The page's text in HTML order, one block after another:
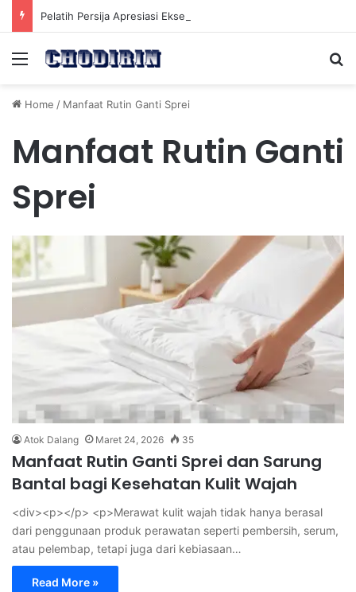
Menu
Home / Manfaat Rutin Ganti Sprei
Manfaat Rutin Ganti
Sprei
Atok Dalang Maret 24, 2026 35
Manfaat Rutin Ganti Sprei dan Sarung
Bantal bagi Kesehatan Kulit Wajah
<div><p></p> <p>Merawat kulit wajah tidak hanya berasal
dari penggunaan produk perawatan seperti pembersih, serum,
atau pelembap, tetapi juga dari kebiasaan…
Read More »